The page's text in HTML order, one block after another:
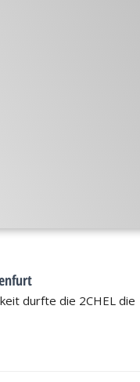
durfte die 2CHEL die